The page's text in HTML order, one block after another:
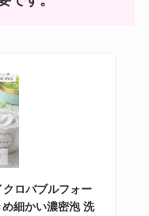
ロバブルフォー
細かい濃密泡 洗